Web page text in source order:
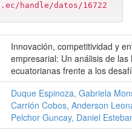
handle/datos/16722
Innovación, competitividad y
empresarial: Un análisis de las
ecuatorianas frente a los
Duque Espinoza, Gabriela
Carrión Cobos, Anderson
Pelchor Guncay, Daniel